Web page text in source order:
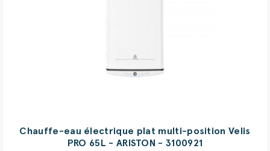
Chauffe-eau électrique plat multi-position Velis
PRO 65L - ARISTON - 3100921